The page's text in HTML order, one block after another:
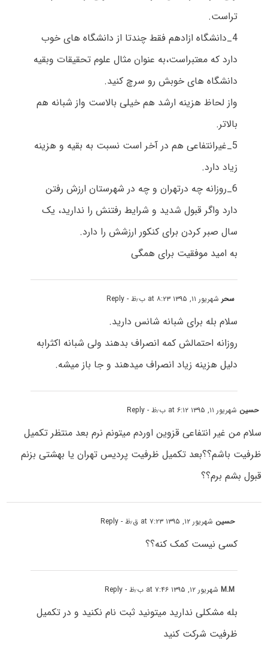
تراست.
4_دانشگاه ازادهم فقط چندتا از دانشگاه های خوب
دارد که معتبراست،به عنوان مثال علوم تحقیقات وبقیه
دانشگاه های خوبش رو سرچ کنید.
واز لحاظ هزینه ارشد هم خیلی بالاست واز شبانه هم
بالاتر.
5_غیرانتفاعی هم در آخر است نسبت به بقیه و هزینه
زیاد دارد.
6_روزانه چه درتهران و چه در شهرستان ارزش رفتن
دارد واگر قبول شدید و شرایط رفتنش را ندارید، یک
سال صبر کردن برای کنکور ارزشش را دارد.
به امید موفقیت برای همگی
سحرشهریور ۱۱, ۱۳۹۵ at ۸:۲۳ ب٫ظ - Reply
سلام بله برای شبانه شانس دارید.
روزانه احتمالش کمه انصراف بدهند ولی شبانه اکثرابه
دلیل هزینه زیاد انصراف میدهند و جا باز میشه.
حسین شهریور ۱۱, ۱۳۹۵ at ۶:۱۲ ب٫ظ - Reply
سلام من غیر انتفاعی قزوین اوردم میتونم نرم بعد منتظر تکمیل
ظرفیت باشم؟؟بعد تکمیل ظرفیت پردیس تهران یا بهشتی بزنم
قبول بشم برم؟؟
حسین شهریور ۱۲, ۱۳۹۵ at ۷:۲۳ ق٫ظ - Reply
کسی نیست کمک کنه؟؟
M.Mشهریور ۱۲, ۱۳۹۵ at ۷:۴۶ ب٫ظ - Reply
بله مشکلی ندارید میتونید ثبت نام نکنید و در تکمیل
ظرفیت شرکت کنید